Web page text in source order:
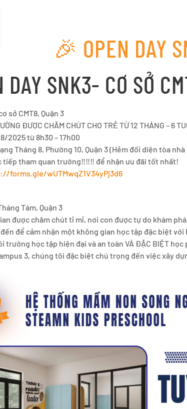
🎉 OPEN DAY
SNK3- CƠ SỞ
sở CMT8, Quận 3
ĐƯỢC CHĂM CHÚT CHO TRẺ TỪ 12 THÁNG – 6
2025 từ 8h30 – 17h00
Tháng 8, Phường 10, Quận 3 (Hẻm đối diện tòa
tiếp tham quan trường‼️‼️‼️ để nhận ưu đãi tốt nhất!
forms.gle/wUTMwqZ1V34yPj3d6
Tám, Quận 3
được chăm chút tỉ mỉ, nơi con được tự do khám
đến để cảm nhận một không gian học tập đặc biệt
trường học tập hiện đại và an toàn VÀ ĐẶC BIỆT
3, chúng tôi đặc biệt chú trọng đến việc xây